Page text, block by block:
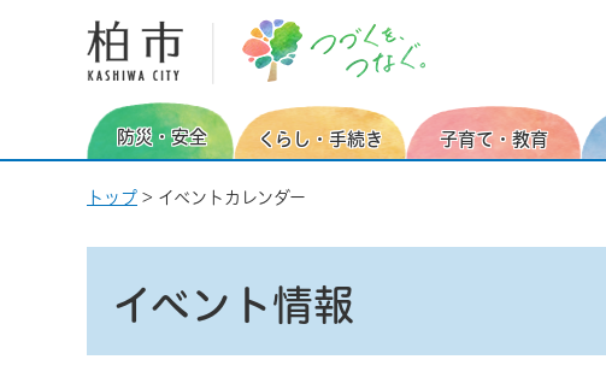
柏市
防災・安全 くらし・手続き 子育て・教育
トップ > イベントカレンダー
イベント情報